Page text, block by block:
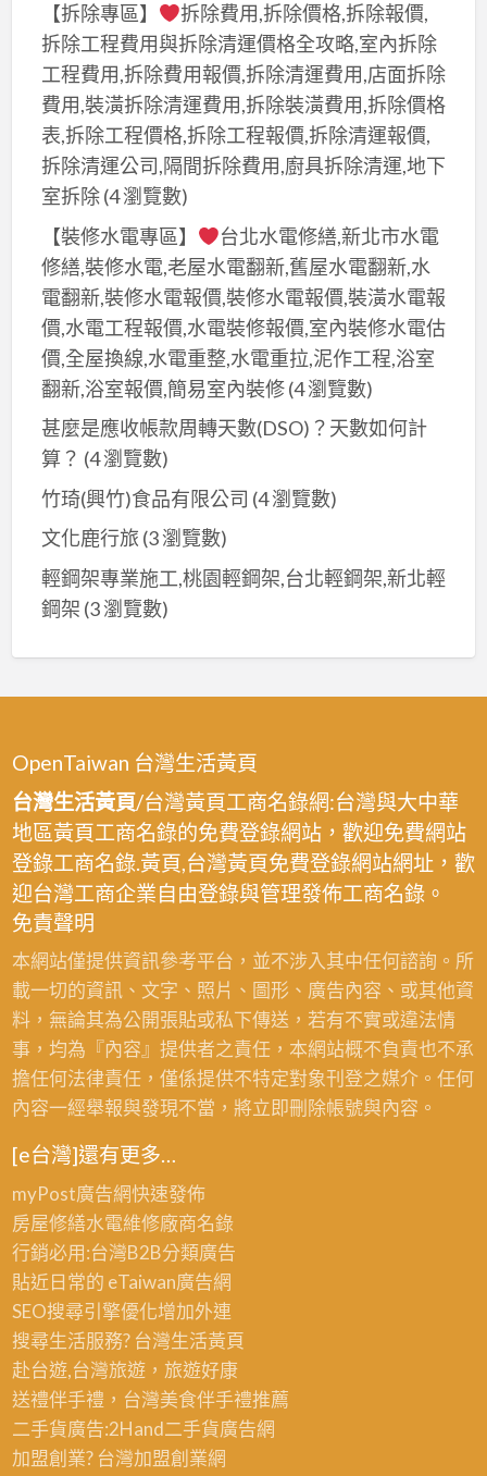
【拆除專區】
拆除費用,拆除價格,拆除報價,
拆除工程費用與拆除清運價格全攻略,室內拆除
工程費用,拆除費用報價,拆除清運費用,店面拆除
費用,裝潢拆除清運費用,拆除裝潢費用,拆除價格
表,拆除工程價格,拆除工程報價,拆除清運報價,
拆除清運公司,隔間拆除費用,廚具拆除清運,地下
室拆除(4 瀏覽數)
【裝修水電專區】
台北水電修繕,新北市水電
修繕,裝修水電,老屋水電翻新,舊屋水電翻新,水
電翻新,裝修水電報價,裝修水電報價,裝潢水電報
價,水電工程報價,水電裝修報價,室內裝修水電估
價,全屋換線,水電重整,水電重拉,泥作工程,浴室
翻新,浴室報價,簡易室內裝修(4 瀏覽數)
甚麼是應收帳款周轉天數(DSO)？天數如何計
算？​ (4 瀏覽數)
竹琦(興竹)食品有限公司 (4 瀏覽數)
文化鹿行旅 (3 瀏覽數)
輕鋼架專業施工,桃園輕鋼架,台北輕鋼架,新北輕
鋼架 (3 瀏覽數)
OpenTaiwan 台灣生活黃頁
台灣生活黃頁/台灣黃頁工商名錄網:台灣與大中華
地區黃頁工商名錄的免費登錄網站，歡迎免費網站
登錄工商名錄.黃頁,台灣黃頁免費登錄網站網址，歡
迎台灣工商企業自由登錄與管理發佈工商名錄。
免責聲明
本網站僅提供資訊參考平台，並不涉入其中任何諮詢。所
載一切的資訊、文字、照片、圖形、廣告內容、或其他資
料，無論其為公開張貼或私下傳送，若有不實或違法情
事，均為『內容』提供者之責任，本網站概不負責也不承
擔任何法律責任，僅係提供不特定對象刊登之媒介。任何
內容一經舉報與發現不當，將立即刪除帳號與內容。
[e台灣]還有更多…
myPost廣告網快速發佈
房屋修繕水電維修廠商名錄
行銷必用:台灣B2B分類廣告
貼近日常的 eTaiwan廣告網
SEO搜尋引擎優化增加外連
搜尋生活服務? 台灣生活黃頁
赴台遊,台灣旅遊，旅遊好康
送禮伴手禮，台灣美食伴手禮推薦
二手貨廣告:2Hand二手貨廣告網
加盟創業? 台灣加盟創業網